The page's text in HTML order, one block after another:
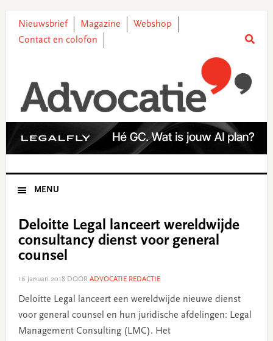
primary
main
primary
footer
Nieuwsbrief Magazine
Webshop
Contact en colofon
MENU
Deloitte Legal lanceert wereldwijde
consultancy dienst voor general
counsel
16 januari 2018DOOR ADVOCATIE REDACTIE
Deloitte Legal lanceert een wereldwijde nieuwe dienst
voor general counsel en hun juridische afdelingen: Legal
Management Consulting (LMC). Het